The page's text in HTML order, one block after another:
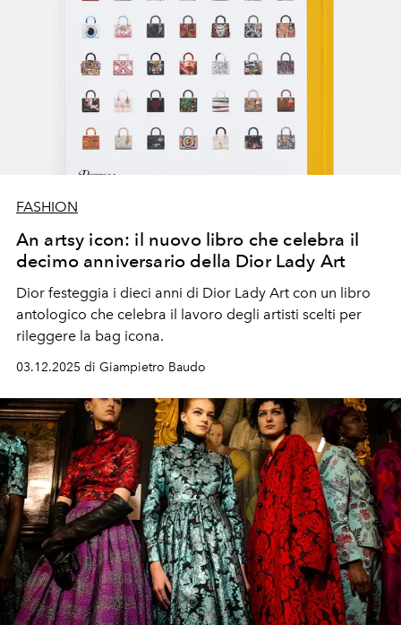
FASHION
An artsy icon: il nuovo libro che celebra il
decimo anniversario della Dior Lady Art
Dior festeggia i dieci anni di Dior Lady Art con un libro
antologico che celebra il lavoro degli artisti scelti per
rileggere la bag icona.
03.12.2025 di Giampietro Baudo